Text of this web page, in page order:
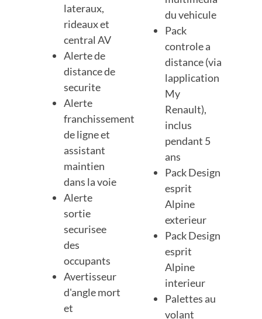
lateraux,
rideaux et
central AV
Alerte de
distance de
securite
Alerte
franchissement
de ligne et
assistant
maintien
dans la voie
Alerte
sortie
securisee
des
occupants
Avertisseur
d'angle mort
et
du vehicule
Pack
controle a
distance (via
lapplication
My
Renault),
inclus
pendant 5
ans
Pack Design
esprit
Alpine
exterieur
Pack Design
esprit
Alpine
interieur
Palettes au
volant